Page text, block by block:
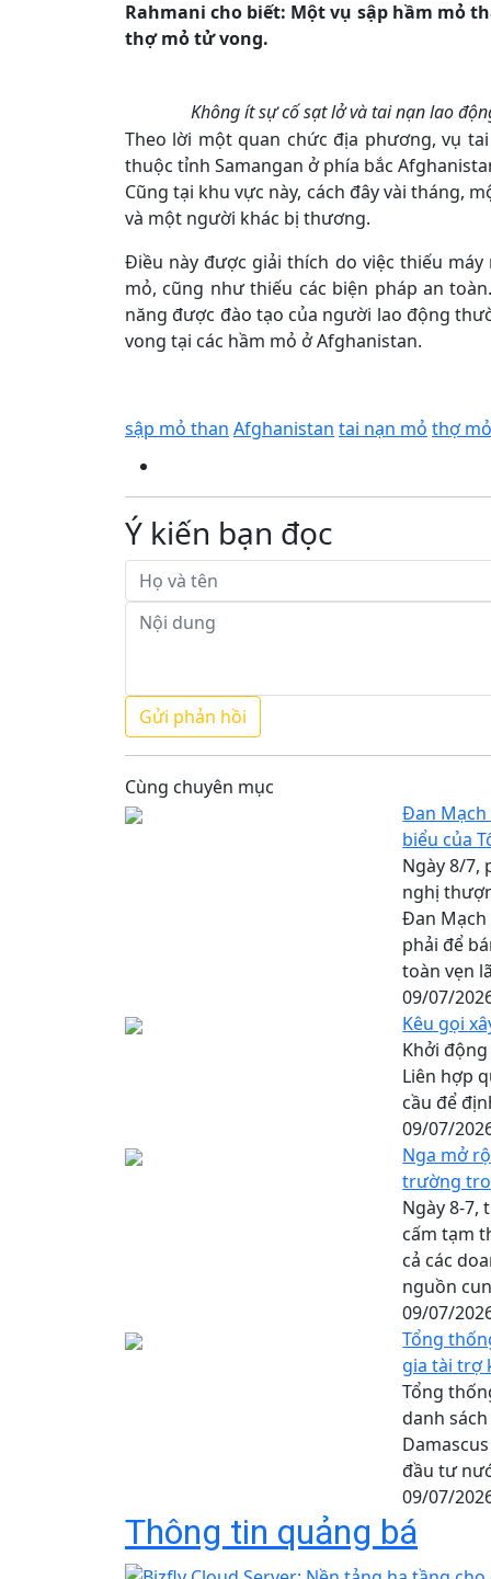
Rahmani cho biết: Một vụ sập hầm mỏ
thợ mỏ tử vong.
Không ít sự cố sạt lở và tai nạn lao
Theo lời một quan chức địa phương, vụ
thuộc tỉnh Samangan ở phía bắc
Cũng tại khu vực này, cách đây vài tháng,
và một người khác bị thương.
Điều này được giải thích do việc thiếu
mỏ, cũng như thiếu các biện pháp an
năng được đào tạo của người lao động
vong tại các hầm mỏ ở Afghanistan.
sập mỏ than Afghanistan tai nạn mỏ thợ mỏ
Ý kiến bạn đọc
Cùng chuyên mục
Đan Mạch
biểu của
Ngày 8/7,
nghị
Đan Mạch
phải để
toàn vẹn
09/07/
Kêu gọi
Khởi
Liên hợp
cầu để
09/07/
Nga mở
trường
Ngày 8-7,
cấm tạm
cả các
nguồn
09/07/
Tổng
gia tài trợ
Tổng
danh
đầu tư
09/07/
Thông tin quảng bá